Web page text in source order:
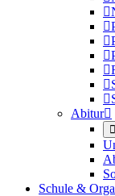







Abitur

Schule &